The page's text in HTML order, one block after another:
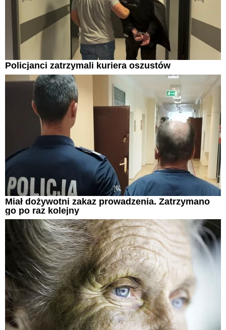
Policjanci zatrzymali kuriera oszustów
Miał dożywotni zakaz prowadzenia. Zatrzymano
go po raz kolejny